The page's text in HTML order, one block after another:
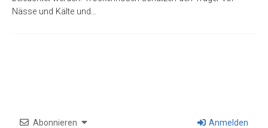
Nässe und Kälte und…
Abonnieren Anmelden